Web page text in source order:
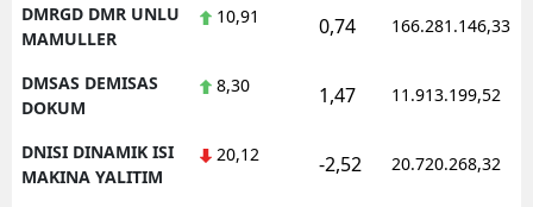
DMRGD DMR UNLU
MAMULLER
10,91 0,74 166.281.146,33
DMSAS DEMISAS
DOKUM
8,30 1,47 11.913.199,52
DNISI DINAMIK ISI
MAKINA YALITIM
20,12 -2,52 20.720.268,32